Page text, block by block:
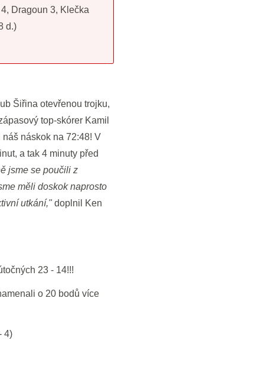
Dragoun 3, Klečka
d.)
Šiřina otevřenou trojku,
top-skórer Kamil
náskok na 72:48! V
a tak 4 minuty před
jsme se poučili z
měli doskok naprosto
utkání,"doplnil Ken
23 - 14!!!
o 20 bodů více
4)